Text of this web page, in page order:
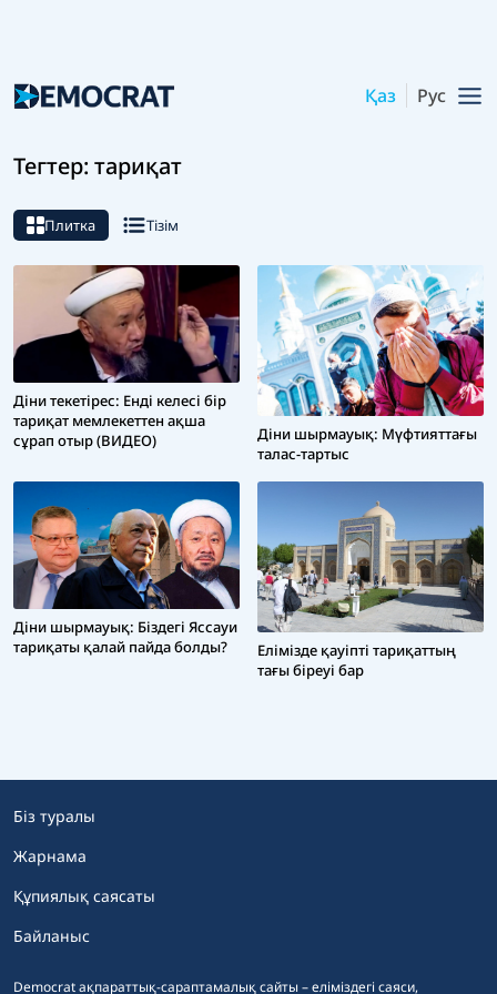
Қаз Рус
Тегтер: тариқат
Плитка Тізім
Діни текетірес: Енді келесі бір
тариқат мемлекеттен ақша
сұрап отыр (ВИДЕО)
Діни шырмауық: Мүфтияттағы
талас-тартыс
Діни шырмауық: Біздегі Яссауи
тариқаты қалай пайда болды?
Елімізде қауіпті тариқаттың
тағы біреуі бар
Democrat ақпараттық-сараптамалық сайты – еліміздегі саяси,
Біз туралы
Жарнама
Құпиялық саясаты
Байланыс